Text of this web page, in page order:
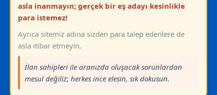
asla inanmayın; gerçek bir eş adayı kesinlikle
para istemez!
Ayrıca sitemiz adına sizden para talep edenlere de
asla itibar etmeyin.
İlan sahipleri ile aranızda oluşacak sorunlardan
mesul değiliz; herkes ince elesin, sık dokusun.